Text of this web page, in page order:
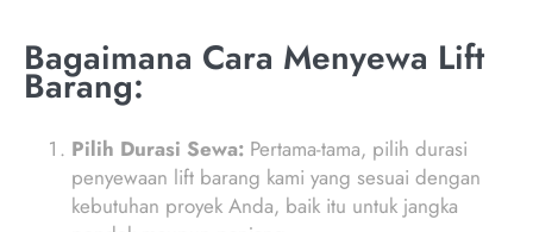
Bagaimana Cara Menyewa Lift
Barang:
Pilih Durasi Sewa: Pertama-tama, pilih durasi
penyewaan lift barang kami yang sesuai dengan
kebutuhan proyek Anda, baik itu untuk jangka